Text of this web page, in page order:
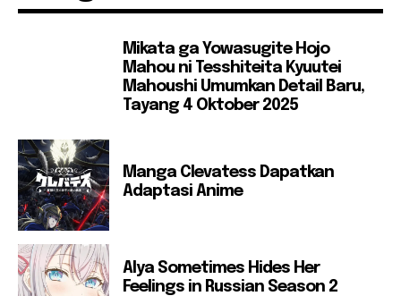
Mikata ga Yowasugite Hojo
Mahou ni Tesshiteita Kyuutei
Mahoushi Umumkan Detail Baru,
Tayang 4 Oktober 2025
Manga Clevatess Dapatkan
Adaptasi Anime
Alya Sometimes Hides Her
Feelings in Russian Season 2